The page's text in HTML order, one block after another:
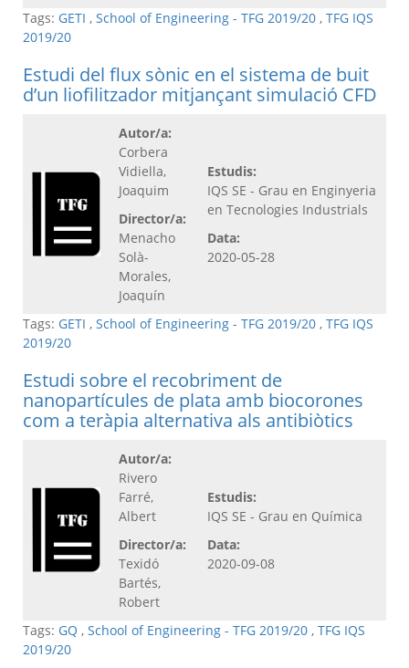
Tags: GETI , School of Engineering - TFG 2019/20 , TFG IQS
2019/20
Estudi del flux sònic en el sistema de buit
d’un liofilitzador mitjançant simulació CFD
Autor/a:
Corbera
Vidiella,
Joaquim
Director/a:
Menacho
Solà-
Morales,
Joaquín
Estudis:
IQS SE - Grau en Enginyeria
en Tecnologies Industrials
Data:
2020-05-28
Tags: GETI , School of Engineering - TFG 2019/20 , TFG IQS
2019/20
Estudi sobre el recobriment de
nanopartícules de plata amb biocorones
com a teràpia alternativa als antibiòtics
Autor/a:
Rivero
Farré,
Albert
Director/a:
Texidó
Bartés,
Robert
Estudis:
IQS SE - Grau en Química
Data:
2020-09-08
Tags: GQ , School of Engineering - TFG 2019/20 , TFG IQS
2019/20